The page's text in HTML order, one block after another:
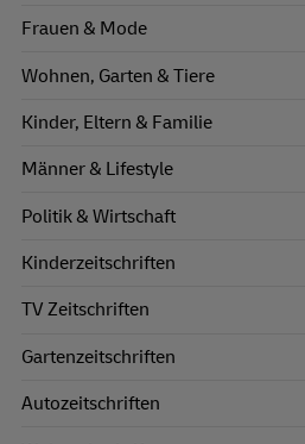
Frauen & Mode
Wohnen, Garten & Tiere
Kinder, Eltern & Familie
Männer & Lifestyle
Politik & Wirtschaft
Kinderzeitschriften
TV Zeitschriften
Gartenzeitschriften
Autozeitschriften